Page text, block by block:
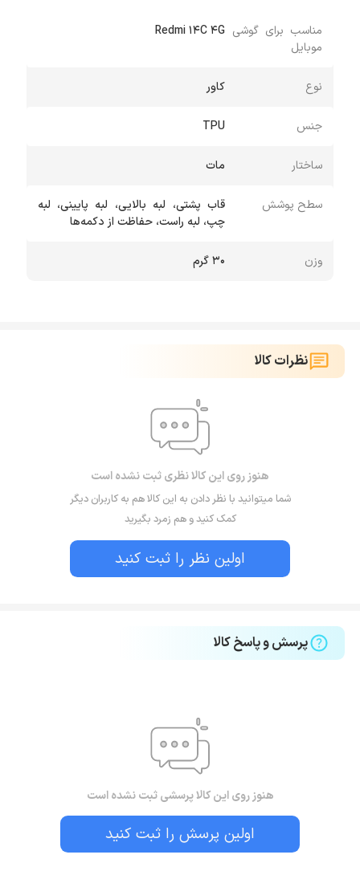
مناسب برای گوشی
موبایل
Redmi 14C 4G
نوع کاور
جنس TPU
ساختار مات
سطح پوشش
قاب پشتی، لبه بالایی، لبه پایینی، لبه
چپ، لبه راست، حفاظت از دکمه‌ها
وزن 30 گرم
نظرات کالا
هنوز روی این کالا نظری ثبت نشده است
شما میتوانید با نظر دادن به این کالا هم به کاربران دیگر
کمک کنید و هم زمرد بگیرید
اولین نظر را ثبت کنید
پرسش و پاسخ کالا
هنوز روی این کالا پرسشی ثبت نشده است
اولین پرسش را ثبت کنید